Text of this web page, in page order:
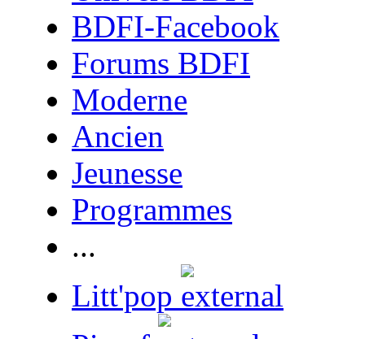
BDFI-Facebook
Forums BDFI
Moderne
Ancien
Jeunesse
Programmes
...
Litt'pop